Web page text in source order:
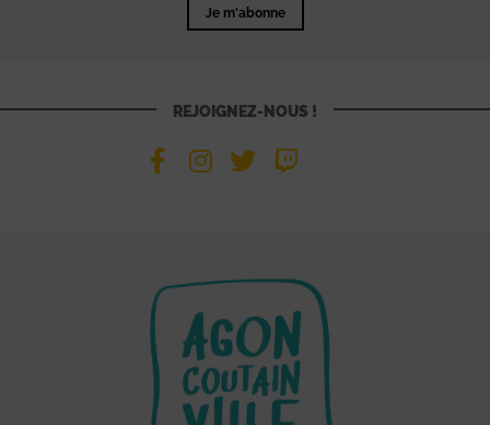
Je m'abonne
REJOIGNEZ-NOUS !